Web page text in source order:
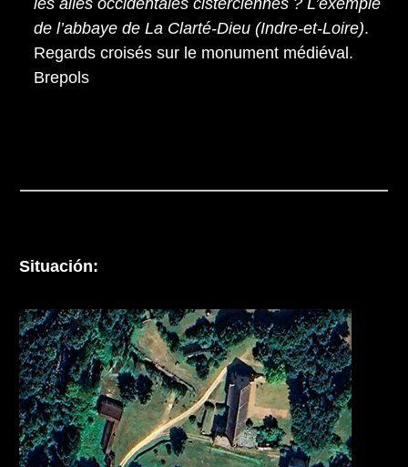
de l’abbaye de La Clarté-Dieu (Indre-et-Loire).
Regards croisés sur le monument médiéval.
Brepols
Situación: